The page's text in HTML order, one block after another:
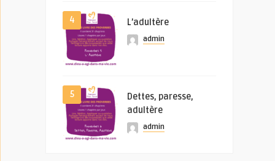
4 L’adultère
admin
5
Dettes, paresse,
adultère
admin